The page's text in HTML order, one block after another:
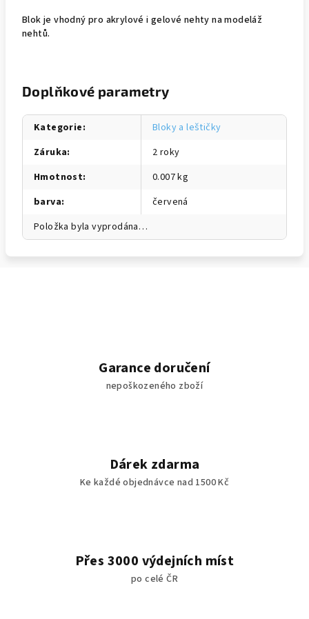
Blok je vhodný pro akrylové i gelové nehty na modeláž
nehtů.
Doplňkové parametry
Kategorie:
Bloky a leštičky
Záruka:
2 roky
Hmotnost:
0.007 kg
barva:
červená
Položka byla vyprodána…
Garance doručení
nepoškozeného zboží
Dárek zdarma
Ke každé objednávce nad 1500 Kč
Přes 3000 výdejních míst
po celé ČR